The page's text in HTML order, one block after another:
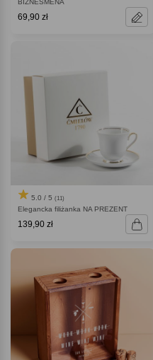
BIZNESMENA
69,90 zł
5.0 / 5 (11)
Elegancka filiżanka NA PREZENT
139,90 zł